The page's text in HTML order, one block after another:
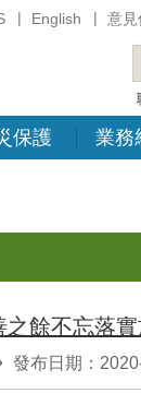
English 意見
保護 業務
餘不忘落實
發布日期：